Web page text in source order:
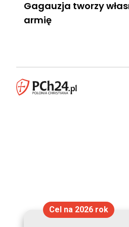
Gagauzja tworzy
armię
Cel na 2026 rok